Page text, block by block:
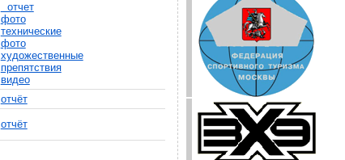
отчет
фото
технические
фото
художественные
препятствия
видео
отчёт
отчёт